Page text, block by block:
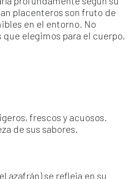
placenteros son fruto de
en el entorno. No
elegimos para el cuerpo,
frescos y acuosos.
de sus sabores.
azafrán) se refleja en su